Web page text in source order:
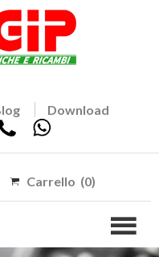
Download
Carrello (0)